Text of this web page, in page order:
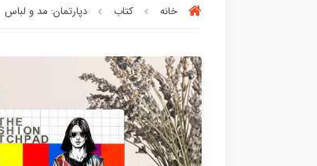
خانه کتاب دپارتمان: مد و لباس